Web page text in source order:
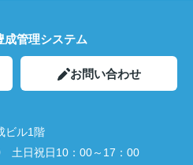
成管理システム
お問い合わせ
ビル1階
土日祝日10：00～17：00